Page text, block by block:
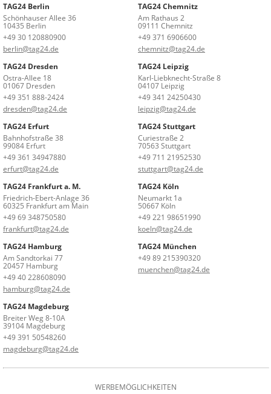
TAG24 Berlin
Schönhauser Allee 36
10435 Berlin
+49 30 120880900
berlin@tag24.de
TAG24 Chemnitz
Am Rathaus 2
09111 Chemnitz
+49 371 6906600
chemnitz@tag24.de
TAG24 Dresden
Ostra-Allee 18
01067 Dresden
+49 351 888-2424
dresden@tag24.de
TAG24 Leipzig
Karl-Liebknecht-Straße 8
04107 Leipzig
+49 341 24250430
leipzig@tag24.de
TAG24 Erfurt
Bahnhofstraße 38
99084 Erfurt
+49 361 34947880
erfurt@tag24.de
TAG24 Stuttgart
Curiestraße 2
70563 Stuttgart
+49 711 21952530
stuttgart@tag24.de
TAG24 Frankfurt a. M.
Friedrich-Ebert-Anlage 36
60325 Frankfurt am Main
+49 69 348750580
frankfurt@tag24.de
TAG24 Köln
Neumarkt 1a
50667 Köln
+49 221 98651990
koeln@tag24.de
TAG24 Hamburg
Am Sandtorkai 77
20457 Hamburg
+49 40 228608090
hamburg@tag24.de
TAG24 München
+49 89 215390320
muenchen@tag24.de
TAG24 Magdeburg
Breiter Weg 8-10A
39104 Magdeburg
+49 391 50548260
magdeburg@tag24.de
WERBEMÖGLICHKEITEN